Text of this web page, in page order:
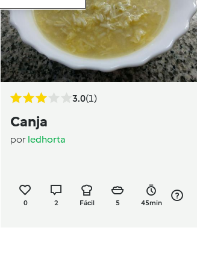
3.0(1)
Canja
por ledhorta
0 2 Fácil 5 45min